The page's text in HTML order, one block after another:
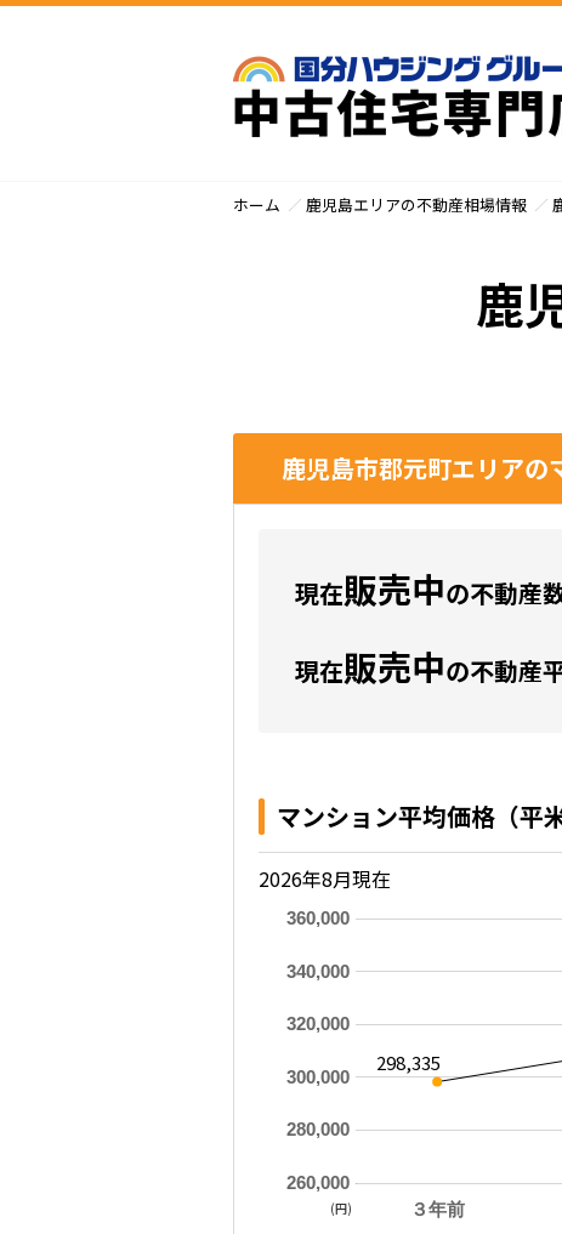
ホーム 鹿児島エリアの不動産相場情報
鹿
鹿児島市郡元町エリアの
現在販売中の不動産
現在販売中の不動産
マンション平均価格（平
2026年8月現在
３年前
260,000
280,000
300,000
320,000
340,000
360,000
298,335
(円)